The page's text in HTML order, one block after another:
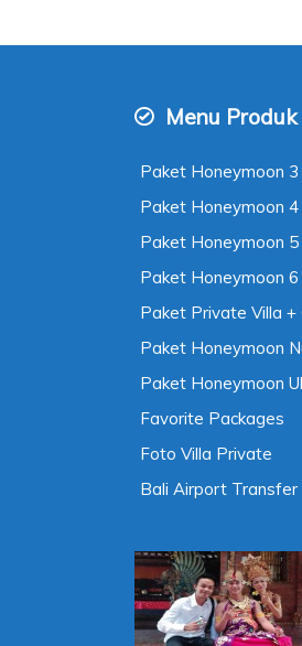
Menu Produk
Paket Honeymoon 3
Paket Honeymoon 4
Paket Honeymoon 5
Paket Honeymoon 6
Paket Private Villa +
Paket Honeymoon
Paket Honeymoon
Favorite Packages
Foto Villa Private
Bali Airport Transfer